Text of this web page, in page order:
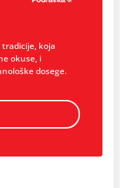
koja
okuse, i
dosege.